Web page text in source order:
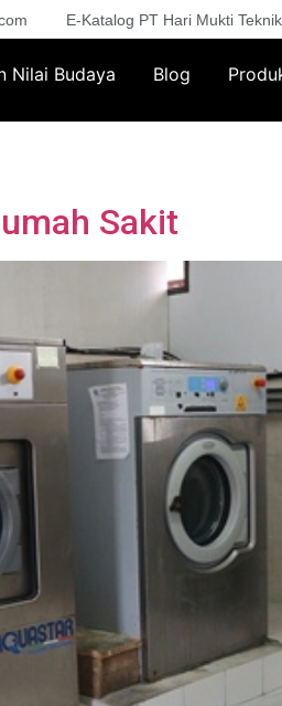
E-Katalog PT Hari Mukti
Nilai Budaya Blog
Sakit